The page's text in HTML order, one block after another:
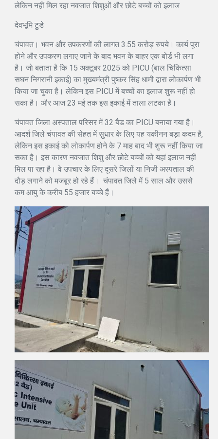
लेकिन नहीं मिल रहा नवजात शिशुओं और छोटे बच्चों को इलाज
देवभूमि टुडे
चंपावत। भवन और उपकरणों की लागत 3.55 करोड़ रुपये। कार्य पूरा
होने और उपकरण लगाए जाने के बाद भवन के बाहर एक बोर्ड भी लगा
है। जो बताता है कि 15 अक्टूबर 2025 को PICU (बाल चिकित्सा
सघन निगरानी इकाई) का मुख्यमंत्री पुष्कर सिंह धामी द्वारा लोकार्पण भी
किया जा चुका है। लेकिन इस PICU में बच्चों का इलाज शुरू नहीं हो
सका है। और आज 23 मई तक इस इकाई में ताला लटका है।
चंपावत जिला अस्पताल परिसर में 32 बैड का PICU बनाया गया है।
आदर्श जिले चंपावत की सेहत में सुधार के लिए यह यकीनन बड़ा कदम है,
लेकिन इस इकाई को लोकार्पण होने के 7 माह बाद भी शुरू नहीं किया जा
सका है। इस कारण नवजात शिशु और छोटे बच्चों को यहां इलाज नहीं
मिल पा रहा है। वे उपचार के लिए दूसरे जिलों या निजी अस्पताल की
दौड़ लगाने को मजबूर हो रहे हैं। चंपावत जिले में 5 साल और उससे
कम आयु के करीब 55 हजार बच्चे हैं।